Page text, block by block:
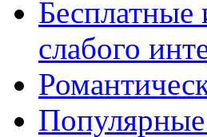
слабого
Популярные